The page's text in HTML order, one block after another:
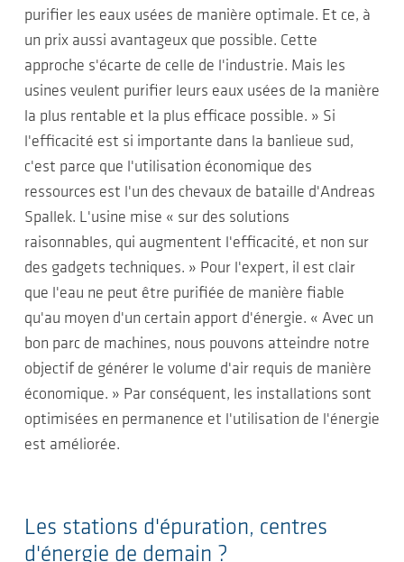
purifier les eaux usées de manière optimale. Et ce, à
un prix aussi avantageux que possible. Cette
approche s'écarte de celle de l'industrie. Mais les
usines veulent purifier leurs eaux usées de la manière
la plus rentable et la plus efficace possible. » Si
l'efficacité est si importante dans la banlieue sud,
c'est parce que l'utilisation économique des
ressources est l'un des chevaux de bataille d'Andreas
Spallek. L'usine mise « sur des solutions
raisonnables, qui augmentent l'efficacité, et non sur
des gadgets techniques. » Pour l'expert, il est clair
que l'eau ne peut être purifiée de manière fiable
qu'au moyen d'un certain apport d'énergie. « Avec un
bon parc de machines, nous pouvons atteindre notre
objectif de générer le volume d'air requis de manière
économique. » Par conséquent, les installations sont
optimisées en permanence et l'utilisation de l'énergie
est améliorée.
Les stations d'épuration, centres
d'énergie de demain ?